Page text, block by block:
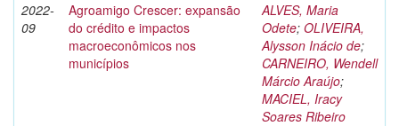
2022-
09
Agroamigo Crescer: expansão
do crédito e impactos
macroeconômicos nos
municípios
ALVES, Maria
Odete; OLIVEIRA,
Alysson Inácio de;
CARNEIRO, Wendell
Márcio Araújo;
MACIEL, Iracy
Soares Ribeiro